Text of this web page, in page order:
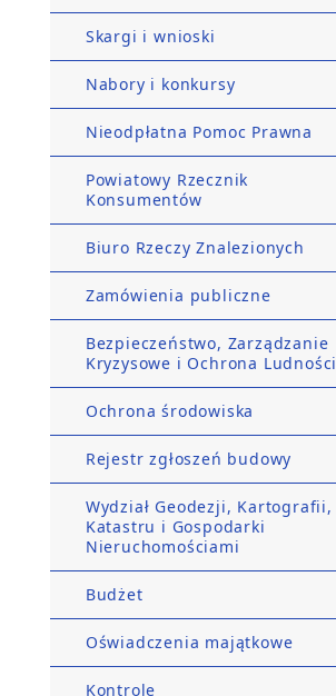
Skargi i wnioski
Nabory i konkursy
Nieodpłatna Pomoc Prawna
Powiatowy Rzecznik
Konsumentów
Biuro Rzeczy Znalezionych
Zamówienia publiczne
Bezpieczeństwo, Zarządzanie
Kryzysowe i Ochrona Ludności
Ochrona środowiska
Rejestr zgłoszeń budowy
Wydział Geodezji, Kartografii,
Katastru i Gospodarki
Nieruchomościami
Budżet
Oświadczenia majątkowe
Kontrole